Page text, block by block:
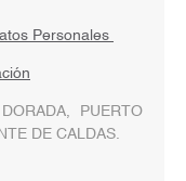
Personales
PUERTO
DE CALDAS.